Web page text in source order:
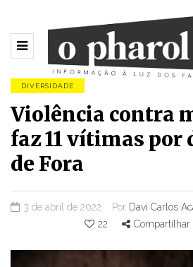
DIVERSIDADE
Violência contra
faz 11 vítimas por
de Fora
3 de abril de 2022 Por Davi Carlos
22
Compartilhar